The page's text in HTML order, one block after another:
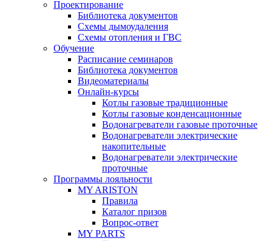
Проектирование
Библиотека документов
Схемы дымоудаления
Схемы отопления и ГВС
Обучение
Расписание семинаров
Библиотека документов
Видеоматериалы
Онлайн-курсы
Котлы газовые традиционные
Котлы газовые конденсационные
Водонагреватели газовые проточные
Водонагреватели электрические
накопительные
Водонагреватели электрические
проточные
Программы лояльности
MY ARISTON
Правила
Каталог призов
Вопрос-ответ
MY PARTS